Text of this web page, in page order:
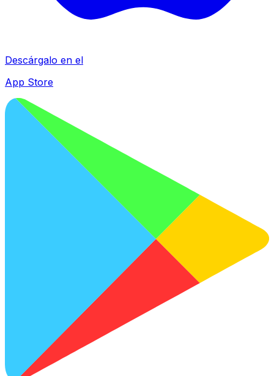
Descárgalo en el
App Store